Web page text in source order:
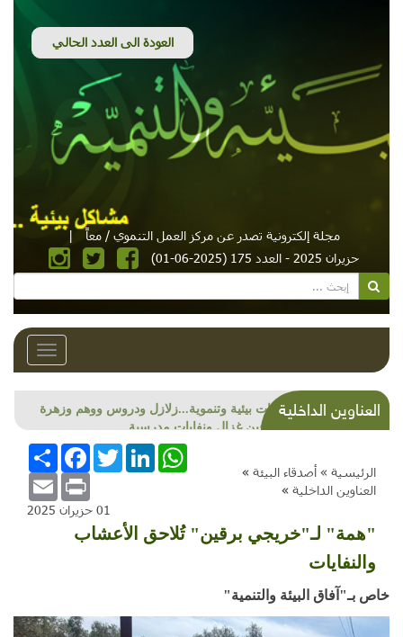
مجلة إلكترونية تصدر عن مركز العمل التنموي / معاً
|
حزيران 2025 - العدد 175 (2025-06-01)
Toggle
العناوين الداخليةشذرات بيئية وتنموية...زلازل ودروس ووهم وزهرة
أبي وعين غزال ونفايات مدرسية
الرئيسية » أصدقاء البيئة »
العناوين الداخلية »
انشر
FacebookTwitterLinkedInWhatsApp
Email Print
01 حزيران 2025
"همة" لـ"خريجي برقين" تُلاحق الأعشاب
والنفايات
خاص بـ"آفاق البيئة والتنمية"